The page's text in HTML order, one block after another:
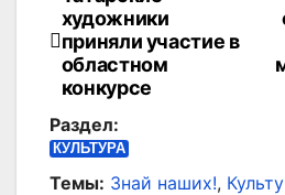
по
записям
художники
приняли участие в
областном
конкурсе
Раздел:
КУЛЬТУРА
Темы: Знай наших!,